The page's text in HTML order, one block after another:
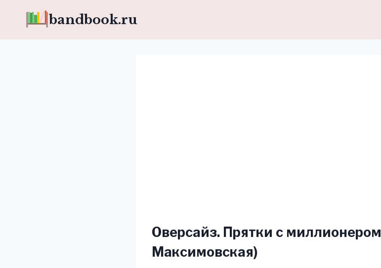
bandbook.ru
Оверсайз. Прятки с
Максимовская)